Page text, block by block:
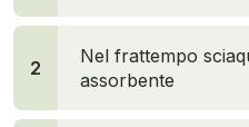
2
Nel frattempo
assorbente